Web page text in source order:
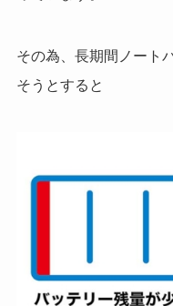
その為、長期間ノート
そうとすると